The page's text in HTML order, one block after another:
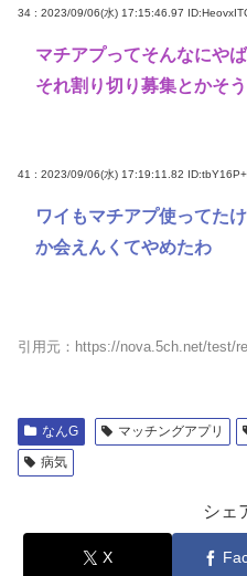
34 : 2023/09/06(水) 17:15:46.97
マチアプってそんなにや
それ割り切り募集とかそ
41 : 2023/09/06(水) 17:19:11.82
ワイもマチアプ使ってた
か会えんくてやめたわ
引用元：https://nova.5ch.net/test/
なんG マッチングアプリ
病気
シェ
X